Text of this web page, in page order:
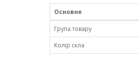
Основне
Група товару
Колір скла